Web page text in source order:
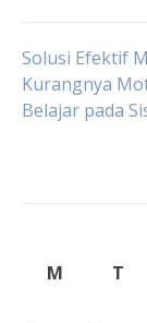
Post
Solusi Efektif
Kurangnya
Belajar pada
M
T